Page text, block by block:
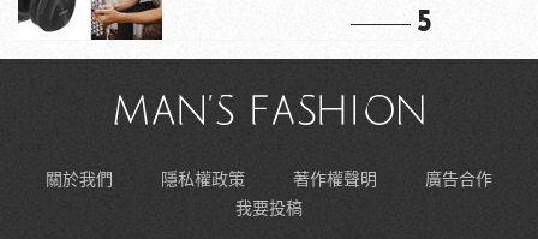
5
關於我們 隱私權政策 著作權聲明
廣告合作
我要投稿